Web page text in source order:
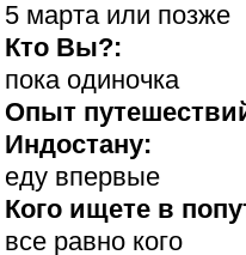
5 марта или позже
Кто Вы?:
пока одиночка
Опыт
Индостану:
еду впервые
Кого ищете в
все равно кого